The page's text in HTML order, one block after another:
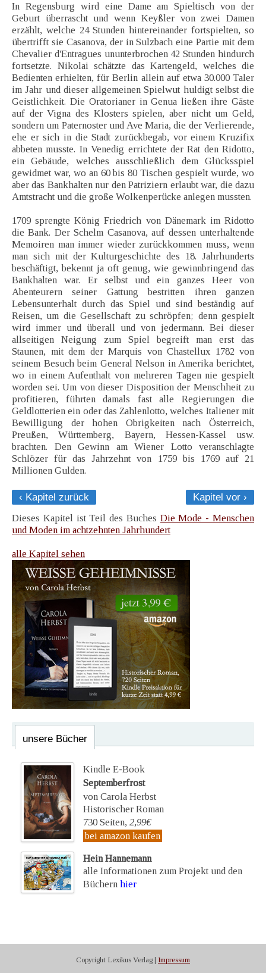
In Regensburg wird eine Dame am Spieltisch von der
Geburt überrascht und wenn Keyßler von zwei Damen
erzählt, welche 24 Stunden hintereinander fortspielten, so
übertrifft sie Casanova, der in Sulzbach eine Partie mit dem
Chevalier d'Entragues ununterbrochen 42 Stunden hindurch
fortsetzte. Nikolai schätzte das Kartengeld, welches die
Bedienten erhielten, für Berlin allein auf etwa 30.000 Taler
im Jahr und dieser allgemeinen Spielwut huldigt selbst die
Geistlichkeit. Die Oratorianer in Genua ließen ihre Gäste
auf der Vigna des Klosters spielen, aber nicht um Geld,
sondern um Paternoster und Ave Maria, die der Verlierende,
ehe er sich in die Stadt zurückbegab, vor einem Kruzifix
abbeten musste. In Venedig errichtete der Rat den Ridotto,
ein Gebäude, welches ausschließlich dem Glücksspiel
gewidmet war, wo an 60 bis 80 Tischen gespielt wurde, wo
aber das Bankhalten nur den Patriziern erlaubt war, die dazu
Amtstracht und die große Wolkenperücke anlegen mussten.
1709 sprengte König Friedrich von Dänemark im Ridotto
die Bank. Der Schelm Casanova, auf dessen unterhaltende
Memoiren man immer wieder zurückkommen muss, wenn
man sich mit der Kulturgeschichte des 18. Jahrhunderts
beschäftigt, bekennt ja oft genug, wie gewinnbringend das
Bankhalten war. Er selbst und ein ganzes Heer von
Abenteurern seiner Gattung bestritten ihren ganzen
Lebensunterhalt durch das Spiel und sind beständig auf
Reisen, um die Gesellschaft zu schröpfen; denn gespielt
wird immer und überall und von jedermann. Bei dieser
allseitigen Neigung zum Spiel begreift man erst das
Staunen, mit dem der Marquis von Chastellux 1782 von
seinem Besuch beim General Nelson in Amerika berichtet,
wo in einem Aufenthalt von mehreren Tagen nie gespielt
worden sei. Um von dieser Disposition der Menschheit zu
profitieren, führten damals fast alle Regierungen die
Geldlotterien ein oder das Zahlenlotto, welches Italiener mit
Bewilligung der hohen Obrigkeiten nach Österreich,
Preußen, Württemberg, Bayern, Hessen-Kassel usw.
brachten. Den Gewinn am Wiener Lotto veranschlagte
Schlözer für das Jahrzehnt von 1759 bis 1769 auf 21
Millionen Gulden.
‹ Kapitel zurück
Kapitel vor ›
Dieses Kapitel ist Teil des Buches Die Mode - Menschen
und Moden im achtzehnten Jahrhundert
alle Kapitel sehen
unsere Bücher
Kindle E-Book
Septemberfrost
von Carola Herbst
Historischer Roman
730 Seiten, 2,99€
bei amazon kaufen
Hein Hannemann
alle Informationen zum Projekt und den
Büchern hier
Copyright Lexikus Verlag | Impressum